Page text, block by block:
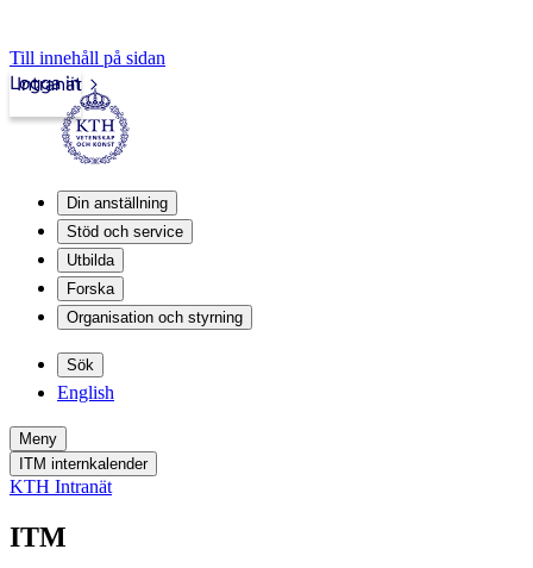
Till innehåll på sidan
Intranät
Logga in
Din anställning
Stöd och service
Utbilda
Forska
Organisation och styrning
Sök
English
Meny
ITM internkalender
KTH Intranät
ITM